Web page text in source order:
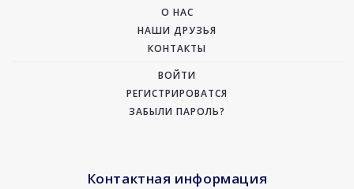
О НАС
НАШИ ДРУЗЬЯ
КОНТАКТЫ
ВОЙТИ
РЕГИСТРИРОВАТСЯ
ЗАБЫЛИ ПАРОЛЬ?
Контактная информация